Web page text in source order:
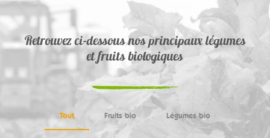
Retrouvez ci-dessous nos principaux légumes
et fruits biologiques
Tout Fruits bio Légumes bio